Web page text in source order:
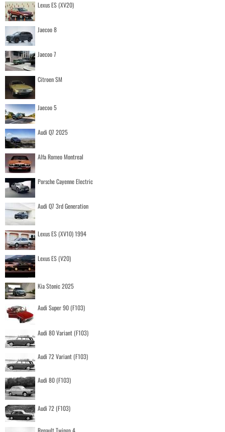
Lexus ES (XV20)
Jaecoo 8
Jaecoo 7
Citroen SM
Jaecoo 5
Audi Q7 2025
Alfa Romeo Montreal
Porsche Cayenne Electric
Audi Q7 3rd Generation
Lexus ES (XV10) 1994
Lexus ES (V20)
Kia Stonic 2025
Audi Super 90 (F103)
Audi 80 Variant (F103)
Audi 72 Variant (F103)
Audi 80 (F103)
Audi 72 (F103)